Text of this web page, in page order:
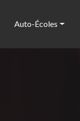
Auto-Écoles